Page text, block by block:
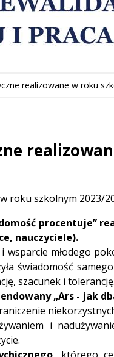
realizowane w roku
roku szkolnym 2023/
procentuje”
nauczyciele).
wsparcie młodego
świadomość
szacunek i tolerancję.
„Ars - jak
i
którego